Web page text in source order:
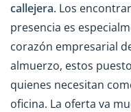
callejera. Los
presencia es
corazón empresarial
almuerzo, estos
quienes necesitan
oficina. La oferta va